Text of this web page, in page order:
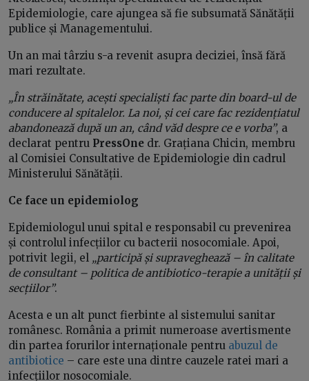
Epidemiologie, care ajungea să fie subsumată Sănătății
publice și Managementului.
Un an mai târziu s-a revenit asupra deciziei, însă fără
mari rezultate.
„În străinătate, acești specialiști fac parte din board-ul de
conducere al spitalelor. La noi, și cei care fac rezidențiatul
abandonează după un an, când văd despre ce e vorba”, a
declarat pentru PressOne dr. Grațiana Chicin, membru
al Comisiei Consultative de Epidemiologie din cadrul
Ministerului Sănătății.
Ce face un epidemiolog
Epidemiologul unui spital e responsabil cu prevenirea
și controlul infecțiilor cu bacterii nosocomiale. Apoi,
potrivit legii, el „participă și supraveghează – în calitate
de consultant – politica de antibiotico-terapie a unității și
secțiilor”.
Acesta e un alt punct fierbinte al sistemului sanitar
românesc. România a primit numeroase avertismente
din partea forurilor internaționale pentru abuzul de
antibiotice – care este una dintre cauzele ratei mari a
infecțiilor nosocomiale.